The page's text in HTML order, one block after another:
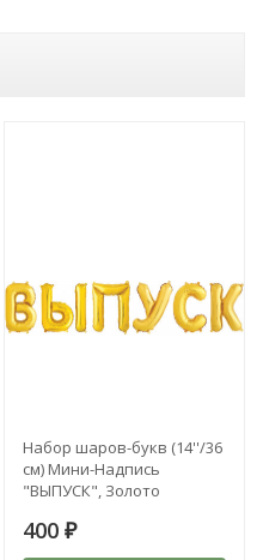
Набор шаров-букв (14''/36
см) Мини-Надпись
"ВЫПУСК", Золото
400 ₽